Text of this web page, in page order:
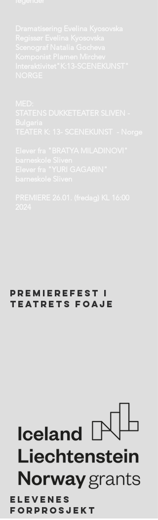
Dramatisering Evelina Kyosovska
Regissør Evelina Kyosovska
Scenograf Natalia Gocheva
Komponist Plamen Mirchev
Interaktivitet"K:13-SCENEKUNST"
NORGE
MED:
STATENS DUKKETEATER SLIVEN -
Bulgaria
TEATER K: 13- SCENEKUNST - Norge
Elever fra "BRATYA MILADINOVI"
barneskole Sliven
Elever fra "YURI GAGARIN"
barneskole Sliven
PREMIERE 26.01. (fredag) KL 16:00
2024
premierefest i
teatrets foaje
elevenes
forprosjekt